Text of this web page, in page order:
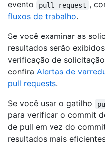
evento pull_request ,
fluxos de trabalho.
Se você examinar as
resultados serão
verificação de
confira Alertas de
pull requests.
Se você usar o gatilho
para verificar o commit
de pull em vez do
resultados mais